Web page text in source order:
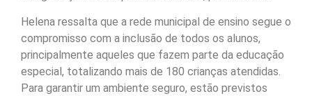
Helena ressalta que a rede municipal de ensino segue o
compromisso com a inclusão de todos os alunos,
principalmente aqueles que fazem parte da educação
especial, totalizando mais de 180 crianças atendidas.
Para garantir um ambiente seguro, estão previstos